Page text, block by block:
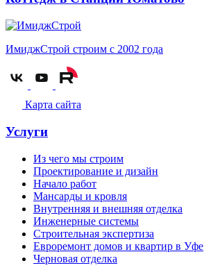
ИмиджСтрой строим с 2002 года
Карта сайта
Услуги
Из чего мы строим
Проектирование и дизайн
Начало работ
Мансарды и кровля
Внутренняя и внешняя отделка
Инженерные системы
Строительная экспертиза
Евроремонт домов и квартир в Уфе
Черновая отделка